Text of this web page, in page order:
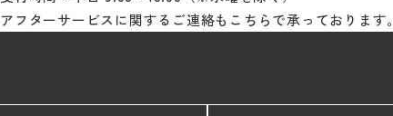
アフターサービスに関するご連絡もこちらで承っております。